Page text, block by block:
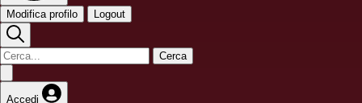
Modifica profilo Logout
Cerca
Accedi